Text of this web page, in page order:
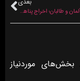
بعدی
همکاری پنهان آلمان و طالبان؛ اخراج پناهجویان تسریع می‌شود
بخش‌های موردنیاز